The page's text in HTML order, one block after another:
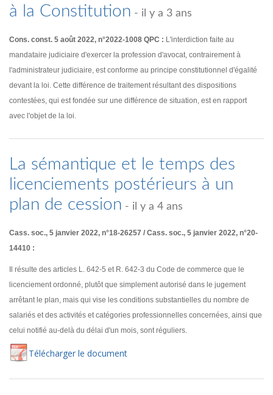
à la Constitution - il y a 3 ans
Cons. const. 5 août 2022, n°2022-1008 QPC : L'interdiction faite au
mandataire judiciaire d'exercer la profession d'avocat, contrairement à
l'administrateur judiciaire, est conforme au principe constitutionnel d'égalité
devant la loi. Cette différence de traitement résultant des dispositions
contestées, qui est fondée sur une différence de situation, est en rapport
avec l'objet de la loi.
La sémantique et le temps des
licenciements postérieurs à un
plan de cession - il y a 4 ans
Cass. soc., 5 janvier 2022, n°18-26257 / Cass. soc., 5 janvier 2022, n°20-
14410 :
Il résulte des articles L. 642-5 et R. 642-3 du Code de commerce que le
licenciement ordonné, plutôt que simplement autorisé dans le jugement
arrêtant le plan, mais qui vise les conditions substantielles du nombre de
salariés et des activités et catégories professionnelles concernées, ainsi que
celui notifié au-delà du délai d'un mois, sont réguliers.
Télécharger le document